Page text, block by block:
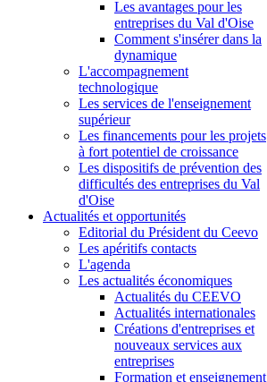
Les avantages pour les
entreprises du Val d'Oise
Comment s'insérer dans la
dynamique
L'accompagnement
technologique
Les services de l'enseignement
supérieur
Les financements pour les projets
à fort potentiel de croissance
Les dispositifs de prévention des
difficultés des entreprises du Val
d'Oise
Actualités et opportunités
Editorial du Président du Ceevo
Les apéritifs contacts
L'agenda
Les actualités économiques
Actualités du CEEVO
Actualités internationales
Créations d'entreprises et
nouveaux services aux
entreprises
Formation et enseignement